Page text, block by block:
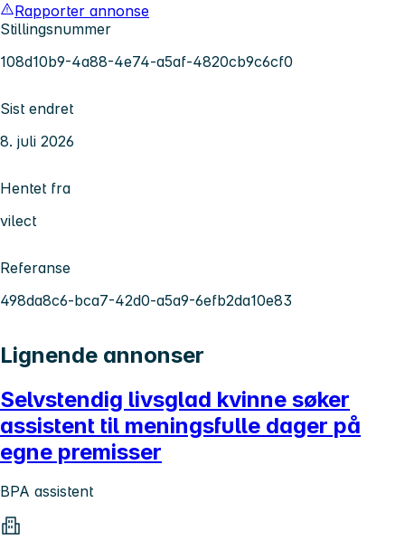
Rapporter annonse
Stillingsnummer
108d10b9-4a88-4e74-a5af-4820cb9c6cf0
Sist endret
8. juli 2026
Hentet fra
vilect
Referanse
498da8c6-bca7-42d0-a5a9-6efb2da10e83
Lignende annonser
Selvstendig livsglad kvinne søker
assistent til meningsfulle dager på
egne premisser
BPA assistent